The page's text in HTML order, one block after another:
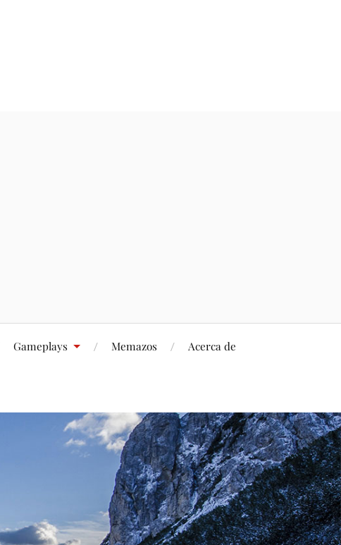
Gameplays Memazos Acerca de